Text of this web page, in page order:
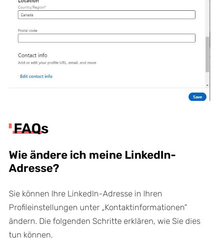
FAQs
Wie ändere ich meine LinkedIn-
Adresse?
Sie können Ihre LinkedIn-Adresse in Ihren
Profileinstellungen unter „Kontaktinformationen“
ändern. Die folgenden Schritte erklären, wie Sie dies
tun können.